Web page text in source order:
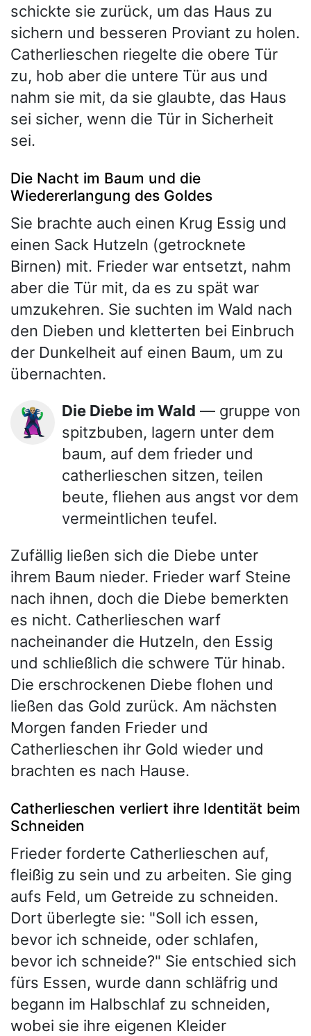
schickte sie zurück, um das Haus zu
sichern und besseren Proviant zu holen.
Catherlieschen riegelte die obere Tür
zu, hob aber die untere Tür aus und
nahm sie mit, da sie glaubte, das Haus
sei sicher, wenn die Tür in Sicherheit
sei.
Die Nacht im Baum und die
Wiedererlangung des Goldes
Sie brachte auch einen Krug Essig und
einen Sack Hutzeln (getrocknete
Birnen) mit. Frieder war entsetzt, nahm
aber die Tür mit, da es zu spät war
umzukehren. Sie suchten im Wald nach
den Dieben und kletterten bei Einbruch
der Dunkelheit auf einen Baum, um zu
übernachten.
🦹🏼‍♂️ Die Diebe im Wald — gruppe von
spitzbuben, lagern unter dem
baum, auf dem frieder und
catherlieschen sitzen, teilen
beute, fliehen aus angst vor dem
vermeintlichen teufel.
Zufällig ließen sich die Diebe unter
ihrem Baum nieder. Frieder warf Steine
nach ihnen, doch die Diebe bemerkten
es nicht. Catherlieschen warf
nacheinander die Hutzeln, den Essig
und schließlich die schwere Tür hinab.
Die erschrockenen Diebe flohen und
ließen das Gold zurück. Am nächsten
Morgen fanden Frieder und
Catherlieschen ihr Gold wieder und
brachten es nach Hause.
Catherlieschen verliert ihre Identität beim
Schneiden
Frieder forderte Catherlieschen auf,
fleißig zu sein und zu arbeiten. Sie ging
aufs Feld, um Getreide zu schneiden.
Dort überlegte sie: "Soll ich essen,
bevor ich schneide, oder schlafen,
bevor ich schneide?" Sie entschied sich
fürs Essen, wurde dann schläfrig und
begann im Halbschlaf zu schneiden,
wobei sie ihre eigenen Kleider